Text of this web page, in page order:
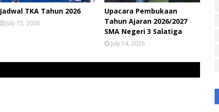
Jadwal TKA Tahun 2026
July 15, 2026
Upacara Pembukaan
Tahun Ajaran 2026/2027
SMA Negeri 3 Salatiga
July 14, 2026